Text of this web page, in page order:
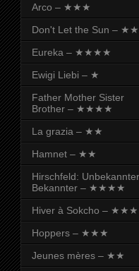
Arco – ★★★
Don't Let the Sun – ★★
Eureka – ★★★★
Ewigi Liebi – ★
Father Mother Sister
Brother – ★★★★
La grazia – ★★
Hamnet – ★★
Hirschfeld: Unbekannter
Bekannter – ★★★★
Hiver à Sokcho – ★★★
Hoppers – ★★★
Jeunes mères – ★★